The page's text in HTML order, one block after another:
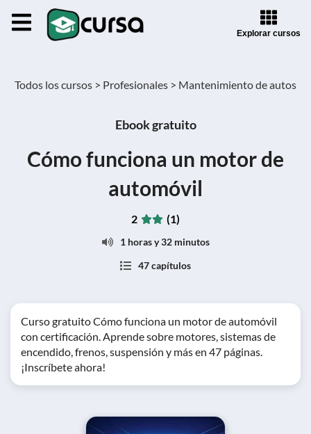
Explorar cursos
Todos los cursos > Profesionales > Mantenimiento de autos
Ebook gratuito
Cómo funciona un motor de
automóvil
2 (1)
1 horas y 32 minutos
47 capítulos
Curso gratuito Cómo funciona un motor de automóvil
con certificación. Aprende sobre motores, sistemas de
encendido, frenos, suspensión y más en 47 páginas.
¡Inscríbete ahora!